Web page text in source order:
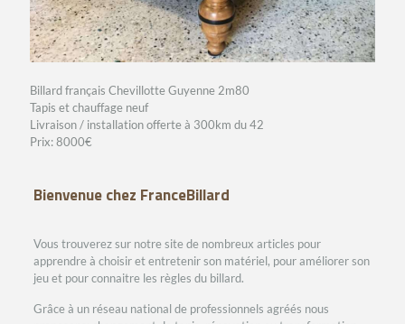
Billard français Chevillotte Guyenne 2m80
Tapis et chauffage neuf
Livraison / installation offerte à 300km du 42
Prix: 8000€
Bienvenue chez FranceBillard
Vous trouverez sur notre site de nombreux articles pour
apprendre à choisir et entretenir son matériel, pour améliorer son
jeu et pour connaitre les règles du billard.
Grâce à un réseau national de professionnels agréés nous